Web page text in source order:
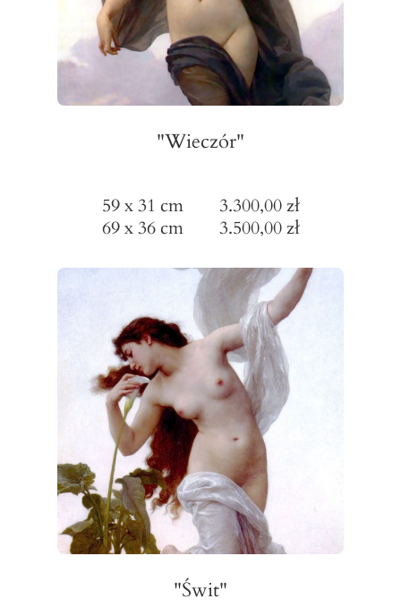
"Świt"
59 x 31 cm 3.300,00 zł
69 x 36 cm 3.500,00 zł
"Wieczór"